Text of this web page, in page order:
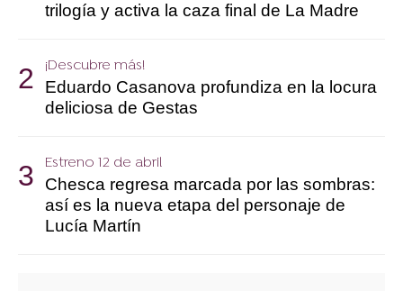
trilogía y activa la caza final de La Madre
¡Descubre más!
Eduardo Casanova profundiza en la locura
deliciosa de Gestas
Estreno 12 de abril
Chesca regresa marcada por las sombras:
así es la nueva etapa del personaje de
Lucía Martín